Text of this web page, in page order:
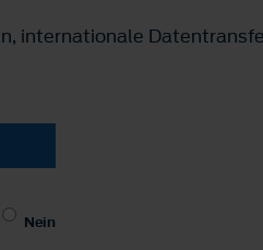
internationale
Nein